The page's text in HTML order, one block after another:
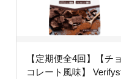
【定期便全4回】【チョ
コレート風味】